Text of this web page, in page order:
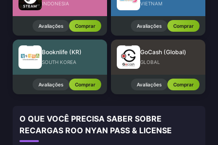
INDONESIA
Avaliações Comprar
VIETNAM
Avaliações Comprar
Booknlife (KR)
SOUTH KOREA
Avaliações Comprar
GoCash (Global)
GLOBAL
Avaliações Comprar
O QUE VOCÊ PRECISA SABER SOBRE
RECARGAS ROO NYAN PASS & LICENSE